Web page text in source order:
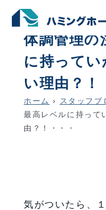
schedule
体調管理の
に持って
い理由？！
ホーム › スタッフブ
最高レベルに持って
由？！・・・
気がついたら、